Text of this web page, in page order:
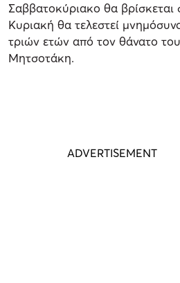
Σαββατοκύριακο θα
Κυριακή θα τελεστεί
τριών ετών από τον θάνατο
Μητσοτάκη.